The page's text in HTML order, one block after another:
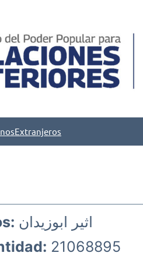
Extranjeros
اثير ابوزيدان
21068895